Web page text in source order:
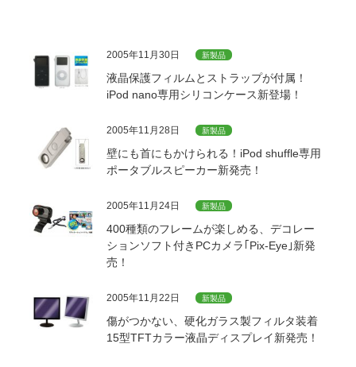
2005年11月30日 新製品
液晶保護フィルムとストラップが付属！
iPod nano専用シリコンケース新登場！
2005年11月28日 新製品
壁にも首にもかけられる！iPod shuffle専用
ポータブルスピーカー新発売！
2005年11月24日 新製品
400種類のフレームが楽しめる、デコレー
ションソフト付きPCカメラ｢Pix-Eye｣新発
売！
2005年11月22日 新製品
傷がつかない、硬化ガラス製フィルタ装着
15型TFTカラー液晶ディスプレイ新発売！